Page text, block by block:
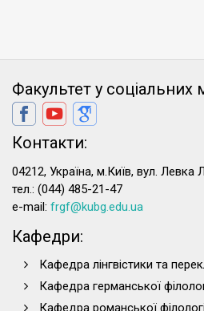
Факультет у соціальних
Контакти:
04212, Україна, м.Київ, вул. Левка
тел.: (044) 485-21-47
e-mail: frgf@kubg.edu.ua
Кафедри:
Кафедра лінгвістики та
Кафедра германської
Кафедра романської